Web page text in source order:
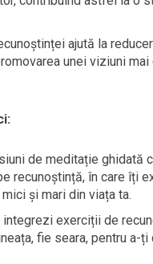
ajută la
unei viziuni
de meditație ghidată
recunoștință, în care îți
și mari din viața ta.
integrezi exerciții de
fie seara, pentru a-ți